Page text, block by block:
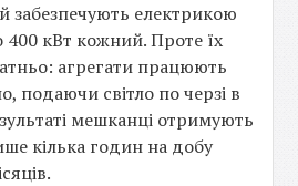
забезпечують електрикою
400 кВт кожний. Проте їх
агрегати працюють
подаючи світло по черзі в
мешканці отримують
кілька годин на добу